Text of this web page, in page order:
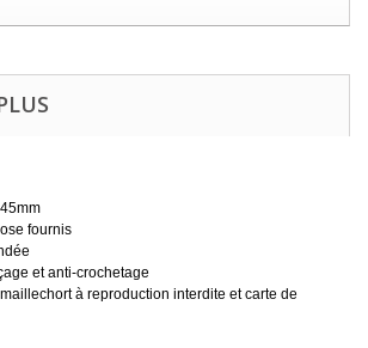
fournis
et anti-crochetage
à reproduction interdite et carte de